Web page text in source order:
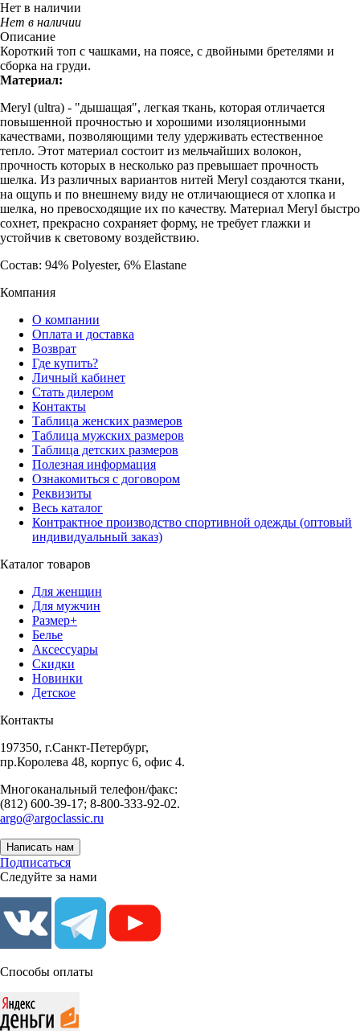
Нет в наличии
Нет в наличии
Описание
Короткий топ с чашками, на поясе, с двойными бретелями и
сборка на груди.
Материал:
Meryl (ultra) - "дышащая", легкая ткань, которая отличается
повышенной прочностью и хорошими изоляционными
качествами, позволяющими телу удерживать естественное
тепло. Этот материал состоит из мельчайших волокон,
прочность которых в несколько раз превышает прочность
шелка. Из различных вариантов нитей Meryl создаются ткани,
на ощупь и по внешнему виду не отличающиеся от хлопка и
шелка, но превосходящие их по качеству. Материал Meryl быстро
сохнет, прекрасно сохраняет форму, не требует глажки и
устойчив к световому воздействию.
Состав: 94% Polyester, 6% Elastane
Компания
О компании
Оплата и доставка
Возврат
Где купить?
Личный кабинет
Стать дилером
Контакты
Таблица женских размеров
Таблица мужских размеров
Таблица детских размеров
Полезная информация
Ознакомиться с договором
Реквизиты
Весь каталог
Контрактное производство спортивной одежды (оптовый
индивидуальный заказ)
Каталог товаров
Для женщин
Для мужчин
Размер+
Белье
Аксессуары
Скидки
Новинки
Детское
Контакты
197350, г.Санкт-Петербург,
пр.Королева 48, корпус 6, офис 4.
Многоканальный телефон/факс:
(812) 600-39-17; 8-800-333-92-02.
argo@argoclassic.ru
Написать нам
Подписаться
Следуйте за нами
Способы оплаты